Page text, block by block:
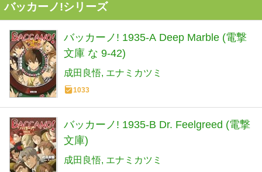
バッカーノ!シリーズ
バッカーノ! 1935-A Deep Marble (電撃
文庫 な 9-42)
成田良悟 エナミカツミ
1033
バッカーノ! 1935-B Dr. Feelgreed (電撃
文庫)
成田良悟 エナミカツミ